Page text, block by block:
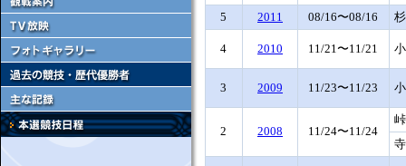
5
2011 08/16〜08/16
4 2010 11/21〜11/21
3 2009 11/23〜11/23
2 2008 11/24〜11/24